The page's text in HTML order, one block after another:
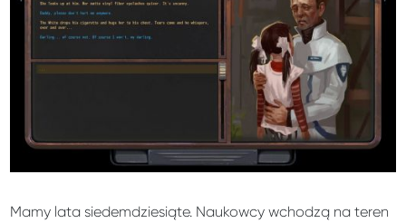
Mamy lata siedemdziesiąte. Naukowcy wchodzą na teren